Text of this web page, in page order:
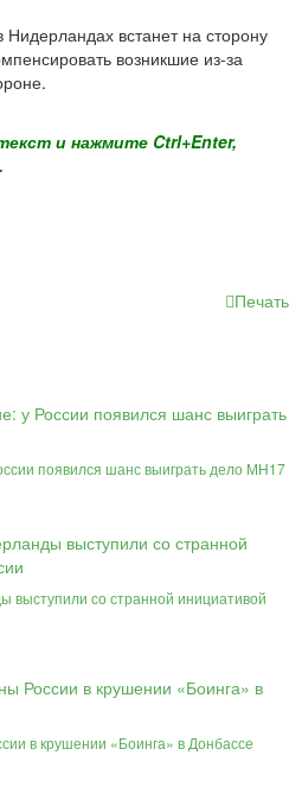
встанет на сторону
возникшие из-за
и нажмите Ctrl+Enter,
Печать
появился шанс выиграть дело МН17
со странной инициативой
в крушении «Боинга» в Донбассе